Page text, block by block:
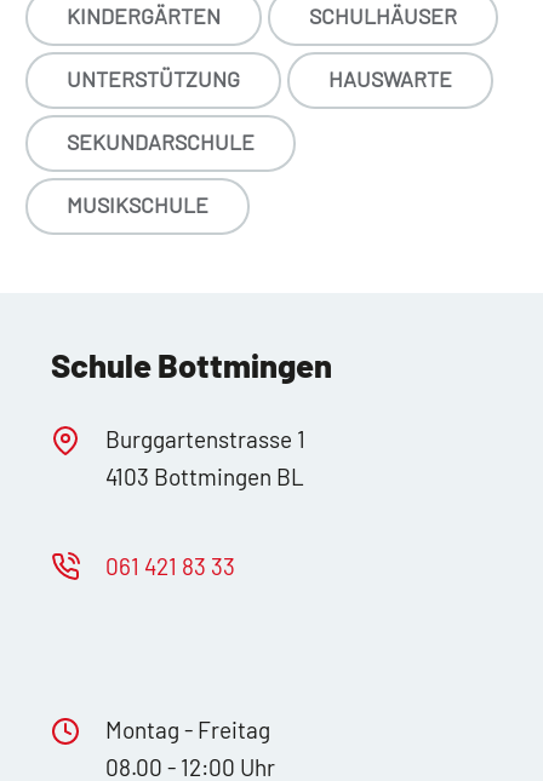
KINDERGÄRTEN SCHULHÄUSER
UNTERSTÜTZUNG HAUSWARTE
SEKUNDARSCHULE
MUSIKSCHULE
Schule Bottmingen
Burggartenstrasse 1
4103 Bottmingen BL
061 421 83 33
Montag - Freitag
08.00 - 12:00 Uhr